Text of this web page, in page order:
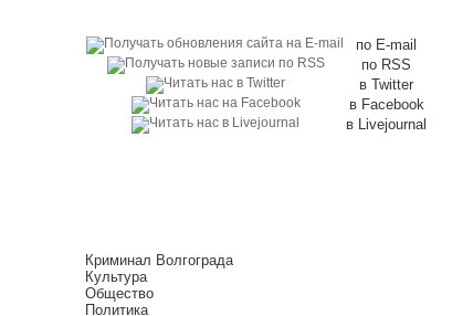
по E-mail
по RSS
в Twitter
в Facebook
в Livejournal
Криминал Волгограда
Культура
Общество
Политика